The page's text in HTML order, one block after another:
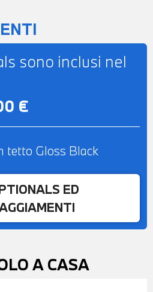
sono inclusi nel
€
tetto Gloss Black
ED
A CASA